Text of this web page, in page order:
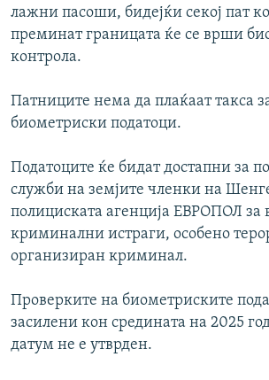
лажни пасоши, бидејќи секој пат
преминат границата ќе се врши
контрола.
Патниците нема да плаќаат такса
биометриски податоци.
Податоците ќе бидат достапни за
служби на земјите членки на
полициската агенција ЕВРОПОЛ за
криминални истраги, особено
организиран криминал.
Проверките на биометриските
засилени кон средината на 2025
датум не е утврден.